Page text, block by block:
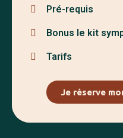
Pré-requis
Bonus le kit
Tarifs
Je réserve